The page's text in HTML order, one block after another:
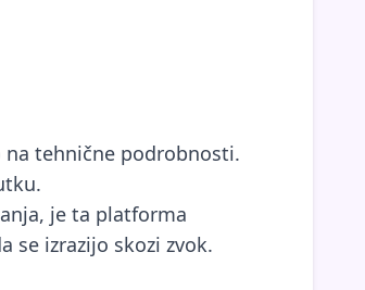
tehnične podrobnosti.
je ta platforma
se izrazijo skozi zvok.